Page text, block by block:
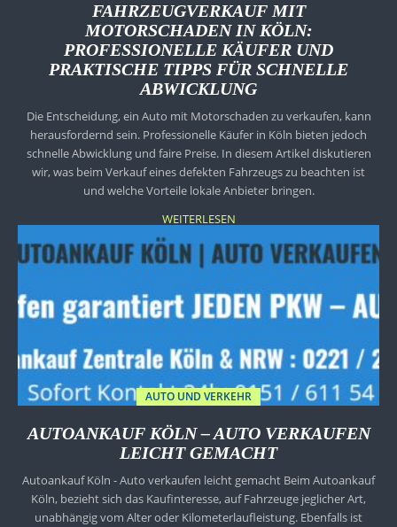
FAHRZEUGVERKAUF MIT
MOTORSCHADEN IN KÖLN:
PROFESSIONELLE KÄUFER UND
PRAKTISCHE TIPPS FÜR SCHNELLE
ABWICKLUNG
Die Entscheidung, ein Auto mit Motorschaden zu verkaufen, kann
herausfordernd sein. Professionelle Käufer in Köln bieten jedoch
schnelle Abwicklung und faire Preise. In diesem Artikel diskutieren
wir, was beim Verkauf eines defekten Fahrzeugs zu beachten ist
und welche Vorteile lokale Anbieter bringen.
WEITERLESEN
AUTO UND VERKEHR
AUTOANKAUF KÖLN – AUTO VERKAUFEN
LEICHT GEMACHT
Autoankauf Köln - Auto verkaufen leicht gemacht Beim Autoankauf
Köln, bezieht sich das Kaufinteresse, auf Fahrzeuge jeglicher Art,
unabhängig vom Alter oder Kilometerlaufleistung. Ebenfalls ist